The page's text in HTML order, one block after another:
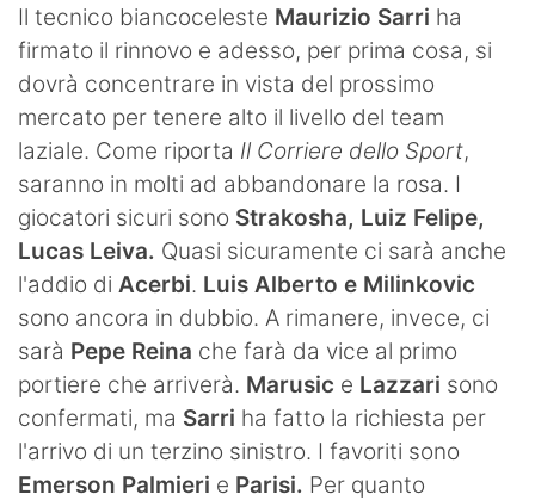
SHOP LAZIO
Contatti
Il tecnico biancoceleste Maurizio Sarri ha
firmato il rinnovo e adesso, per prima cosa, si
dovrà concentrare in vista del prossimo
mercato per tenere alto il livello del team
laziale. Come riporta Il Corriere dello Sport,
saranno in molti ad abbandonare la rosa. I
giocatori sicuri sono Strakosha, Luiz Felipe,
Lucas Leiva. Quasi sicuramente ci sarà anche
l'addio di Acerbi. Luis Alberto e Milinkovic
sono ancora in dubbio. A rimanere, invece, ci
sarà Pepe Reina che farà da vice al primo
portiere che arriverà. Marusic e Lazzari sono
confermati, ma Sarri ha fatto la richiesta per
l'arrivo di un terzino sinistro. I favoriti sono
Emerson Palmieri e Parisi. Per quanto